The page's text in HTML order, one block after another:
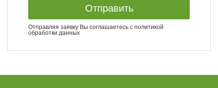
Отправить
Отправляя заявку Вы соглашаетесь с политикой
обработки данных